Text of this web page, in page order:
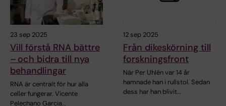
23 sep 2025
Vill förstå RNA bättre
– och bidra till nya
behandlingar
RNA är centralt för hur alla
celler fungerar. Vicente
Pelechano Garcia…
12 sep 2025
Från dikeskörning till
forskningsfront
När Per Uhlén var 14 år
hamnade han i rullstol. Sedan
dess har han blivit…